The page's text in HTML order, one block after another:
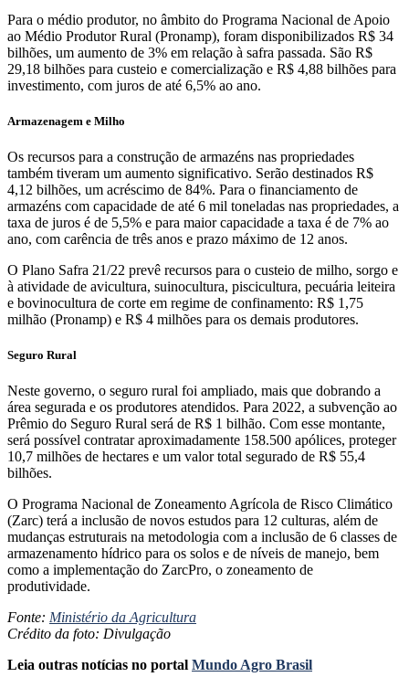
Para o médio produtor, no âmbito do Programa Nacional de Apoio
ao Médio Produtor Rural (Pronamp), foram disponibilizados R$ 34
bilhões, um aumento de 3% em relação à safra passada. São R$
29,18 bilhões para custeio e comercialização e R$ 4,88 bilhões para
investimento, com juros de até 6,5% ao ano.
Armazenagem e Milho
Os recursos para a construção de armazéns nas propriedades
também tiveram um aumento significativo. Serão destinados R$
4,12 bilhões, um acréscimo de 84%. Para o financiamento de
armazéns com capacidade de até 6 mil toneladas nas propriedades, a
taxa de juros é de 5,5% e para maior capacidade a taxa é de 7% ao
ano, com carência de três anos e prazo máximo de 12 anos.
O Plano Safra 21/22 prevê recursos para o custeio de milho, sorgo e
à atividade de avicultura, suinocultura, piscicultura, pecuária leiteira
e bovinocultura de corte em regime de confinamento: R$ 1,75
milhão (Pronamp) e R$ 4 milhões para os demais produtores.
Seguro Rural
Neste governo, o seguro rural foi ampliado, mais que dobrando a
área segurada e os produtores atendidos. Para 2022, a subvenção ao
Prêmio do Seguro Rural será de R$ 1 bilhão. Com esse montante,
será possível contratar aproximadamente 158.500 apólices, proteger
10,7 milhões de hectares e um valor total segurado de R$ 55,4
bilhões.
O Programa Nacional de Zoneamento Agrícola de Risco Climático
(Zarc) terá a inclusão de novos estudos para 12 culturas, além de
mudanças estruturais na metodologia com a inclusão de 6 classes de
armazenamento hídrico para os solos e de níveis de manejo, bem
como a implementação do ZarcPro, o zoneamento de
produtividade.
Fonte: Ministério da Agricultura
Crédito da foto: Divulgação
Leia outras notícias no portal Mundo Agro Brasil